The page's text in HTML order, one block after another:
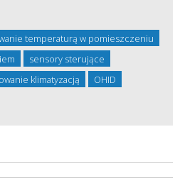
temperaturą w pomieszczeniu
sensory sterujące
klimatyzacją
OHID